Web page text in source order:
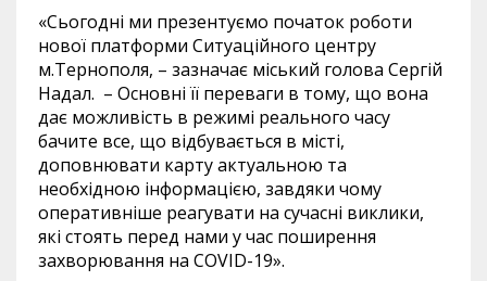
«Сьогодні ми презентуємо початок роботи
нової платформи Ситуаційного центру
м.Тернополя, – зазначає міський голова Сергій
Надал. – Основні її переваги в тому, що вона
дає можливість в режимі реального часу
бачите все, що відбувається в місті,
доповнювати карту актуальною та
необхідною інформацією, завдяки чому
оперативніше реагувати на сучасні виклики,
які стоять перед нами у час поширення
захворювання на COVID-19».